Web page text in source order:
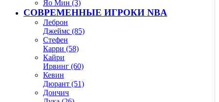
Яо Мин (3)
СОВРЕМЕННЫЕ ИГРОКИ NBA
Леброн
Джеймс (85)
Стефен
Карри (58)
Кайри
Ирвинг (60)
Кевин
Дюрант (51)
Дончич